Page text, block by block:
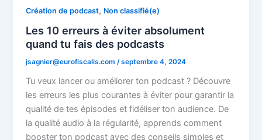
Création de podcast, Non classifié(e)
Les 10 erreurs à éviter absolument
quand tu fais des podcasts
jsagnier@eurofiscalis.com/septembre 4, 2024
Tu veux lancer ou améliorer ton podcast ? Découvre
les erreurs les plus courantes à éviter pour garantir la
qualité de tes épisodes et fidéliser ton audience. De
la qualité audio à la régularité, apprends comment
booster ton podcast avec des conseils simples et